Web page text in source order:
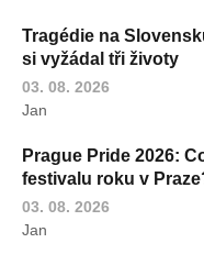
Tragédie na
si vyžádal tři životy
03. 08. 2026
Jan
Prague Pride 2026:
festivalu roku v
03. 08. 2026
Jan